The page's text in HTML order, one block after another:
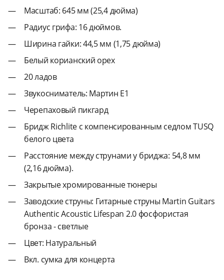
Масштаб: 645 мм (25,4 дюйма)
Радиус грифа: 16 дюймов.
Ширина гайки: 44,5 мм (1,75 дюйма)
Белый корианский орех
20 ладов
Звукосниматель: Мартин Е1
Черепаховый пикгард
Бридж Richlite с компенсированным седлом TUSQ
белого цвета
Расстояние между струнами у бриджа: 54,8 мм
(2,16 дюйма).
Закрытые хромированные тюнеры
Заводские струны: Гитарные струны Martin Guitars
Authentic Acoustic Lifespan 2.0 фосфористая
бронза - светлые
Цвет: Натуральный
Вкл. сумка для концерта